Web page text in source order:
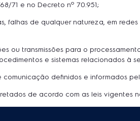
71 e no Decreto nº 70.951;
falhas de qualquer natureza, em
ou transmissões para o
e sistemas relacionados à
definidos e informados
de acordo com as leis vigentes